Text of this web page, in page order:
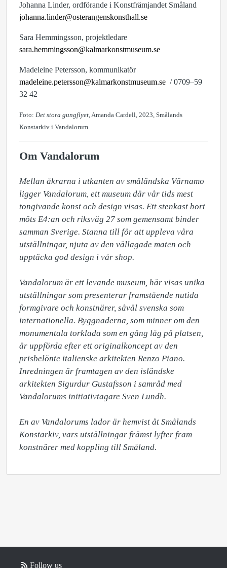
Johanna Linder, ordförande i Konstfrämjandet Småland
johanna.linder@osterangenskonsthall.se
Sara Hemmingsson, projektledare
sara.hemmingsson@kalmarkonstmuseum.se
Madeleine Petersson, kommunikatör
madeleine.petersson@kalmarkonstmuseum.se / 0709–59
32 42
Foto: Det stora gungflyet, Amanda Cardell, 2023, Smålands
Konstarkiv i Vandalorum
Om Vandalorum
Mellan åkrarna i utkanten av småländska Värnamo
ligger Vandalorum, ett museum där vår tids mest
tongivande konst och design visas. Ett stenkast bort
möts E4:an och riksväg 27 som gemensamt binder
samman Sverige. Stanna till för att uppleva våra
utställningar, njuta av den vällagade maten och
upptäcka god design i vår shop.
Vandalorum är ett levande museum, här visas unika
utställningar som presenterar framstående nutida
formgivare och konstnärer, såväl svenska som
internationella. Byggnaderna, som minner om den
monumentala torklada som en gång låg på platsen,
är uppförda efter ett originalkoncept av den
prisbelönte italienske arkitekten Renzo Piano.
Inredningen är framtagen av den isländske
arkitekten Sigurdur Gustafsson i samråd med
Vandalorums initiativtagare Sven Lundh.
En av Vandalorums lador är hemvist åt Smålands
Konstarkiv, vars utställningar främst lyfter fram
konstnärer med koppling till Småland.
Follow us